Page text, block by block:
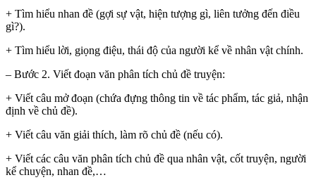
+ Tìm hiểu nhan đề (gợi sự vật, hiện tượng gì, liên tưởng đến điều
gì?).
+ Tìm hiểu lời, giọng điệu, thái độ của người kể về nhân vật chính.
– Bước 2. Viết đoạn văn phân tích chủ đề truyện:
+ Viết câu mở đoạn (chứa đựng thông tin về tác phẩm, tác giả, nhận
định về chủ đề).
+ Viết câu văn giải thích, làm rõ chủ đề (nếu có).
+ Viết các câu văn phân tích chủ đề qua nhân vật, cốt truyện, người
kể chuyện, nhan đề,…